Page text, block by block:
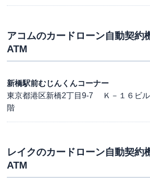
アコムのカードローン自動契約
ATM
新橋駅前むじんくんコーナー
東京都港区新橋2丁目9-7 Ｋ－１６ビ
階
レイクのカードローン自動契約
ATM